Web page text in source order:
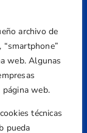
archivo de
web. Algunas
página web.
técnicas
pueda